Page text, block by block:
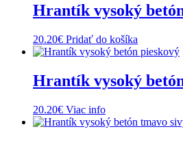
Hrantík vysoký
20.20€ Pridať do košíka
Hrantík vysoký
20.20€ Viac info